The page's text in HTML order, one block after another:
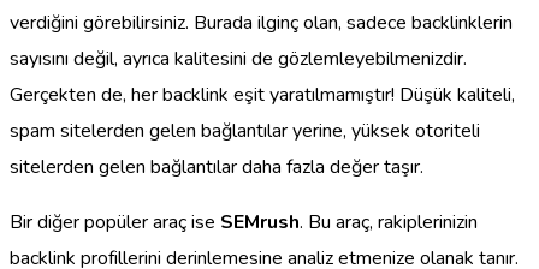
verdiğini görebilirsiniz. Burada ilginç olan, sadece backlinklerin
sayısını değil, ayrıca kalitesini de gözlemleyebilmenizdir.
Gerçekten de, her backlink eşit yaratılmamıştır! Düşük kaliteli,
spam sitelerden gelen bağlantılar yerine, yüksek otoriteli
sitelerden gelen bağlantılar daha fazla değer taşır.
Bir diğer popüler araç ise SEMrush. Bu araç, rakiplerinizin
backlink profillerini derinlemesine analiz etmenize olanak tanır.